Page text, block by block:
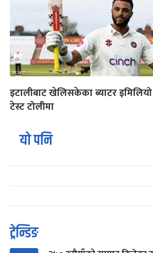
इटालीबाट खेलिसकेका ब्याटर
टेस्ट टोलीमा
यो पनि
ट्रेन्डिङ